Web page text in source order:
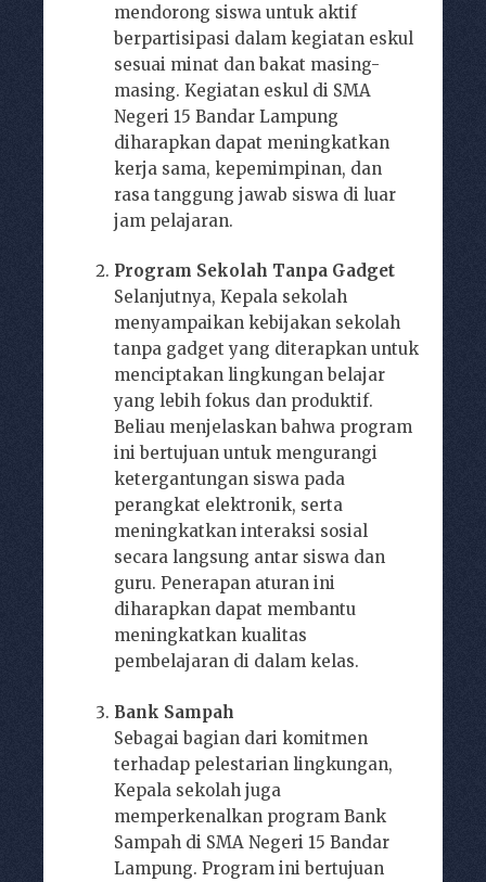
mendorong siswa untuk aktif
berpartisipasi dalam kegiatan eskul
sesuai minat dan bakat masing-
masing. Kegiatan eskul di SMA
Negeri 15 Bandar Lampung
diharapkan dapat meningkatkan
kerja sama, kepemimpinan, dan
rasa tanggung jawab siswa di luar
jam pelajaran.
Program Sekolah Tanpa Gadget
Selanjutnya, Kepala sekolah
menyampaikan kebijakan sekolah
tanpa gadget yang diterapkan untuk
menciptakan lingkungan belajar
yang lebih fokus dan produktif.
Beliau menjelaskan bahwa program
ini bertujuan untuk mengurangi
ketergantungan siswa pada
perangkat elektronik, serta
meningkatkan interaksi sosial
secara langsung antar siswa dan
guru. Penerapan aturan ini
diharapkan dapat membantu
meningkatkan kualitas
pembelajaran di dalam kelas.
Bank Sampah
Sebagai bagian dari komitmen
terhadap pelestarian lingkungan,
Kepala sekolah juga
memperkenalkan program Bank
Sampah di SMA Negeri 15 Bandar
Lampung. Program ini bertujuan